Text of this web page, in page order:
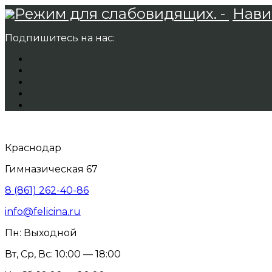
Режим для слабовидящих. -
Подпишитесь на нас:
Краснодар
Гимназическая 67
8 (861) 262-40-86
info@felicina.ru
Пн: Выходной
Вт, Ср, Вс: 10:00 — 18:00